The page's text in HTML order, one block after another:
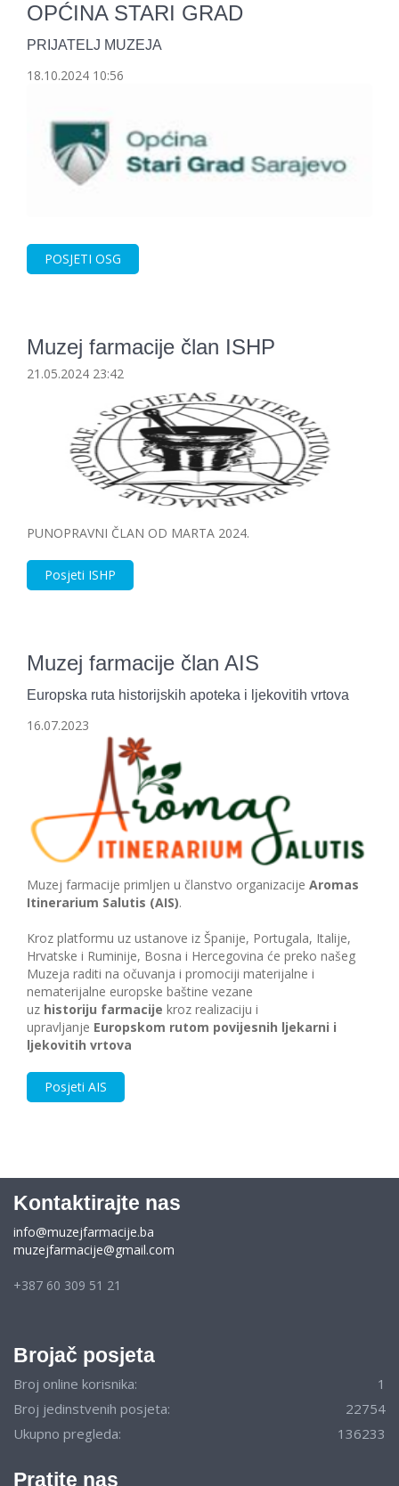
OPĆINA STARI GRAD
PRIJATELJ MUZEJA
18.10.2024 10:56
POSJETI OSG
Muzej farmacije član ISHP
21.05.2024 23:42
PUNOPRAVNI ČLAN OD MARTA 2024.
Posjeti ISHP
Muzej farmacije član AIS
Europska ruta historijskih apoteka i ljekovitih vrtova
16.07.2023
Muzej farmacije primljen u članstvo organizacije Aromas
Itinerarium Salutis (AIS).
Kroz platformu uz ustanove iz Španije, Portugala, Italije,
Hrvatske i Ruminije, Bosna i Hercegovina će preko našeg
Muzeja raditi na očuvanja i promociji materijalne i
nematerijalne europske baštine vezane
uz historiju farmacije kroz realizaciju i
upravljanje Europskom rutom povijesnih ljekarni i
ljekovitih vrtova
Posjeti AIS
Kontaktirajte nas
info@muzejfarmacije.ba
muzejfarmacije@gmail.com
+387 60 309 51 21
Brojač posjeta
Broj online korisnika:
1
Broj jedinstvenih posjeta:
22754
Ukupno pregleda:
136233
Pratite nas